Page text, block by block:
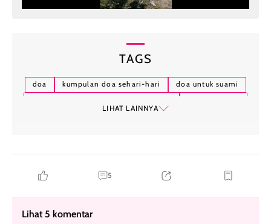
TAGS
doa kumpulan doa sehari-hari
doa untuk suami
LIHAT LAINNYA
5
Lihat 5 komentar